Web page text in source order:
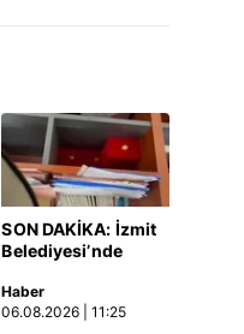
SON DAKİKA: İzmit
Belediyesi’nde
kamerada: "Şu
araya sıkıştırdım…
Haber
06.08.2026 | 11:25